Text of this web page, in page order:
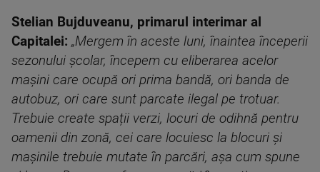
Stelian Bujduveanu, primarul interimar al
Capitalei: „Mergem în aceste luni, înaintea începerii
sezonului școlar, începem cu eliberarea acelor
mașini care ocupă ori prima bandă, ori banda de
autobuz, ori care sunt parcate ilegal pe trotuar.
Trebuie create spații verzi, locuri de odihnă pentru
oamenii din zonă, cei care locuiesc la blocuri și
mașinile trebuie mutate în parcări, așa cum spune